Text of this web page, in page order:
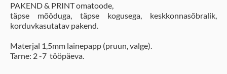
PAKEND & PRINT omatoode,
täpse mõõduga, täpse kogusega, keskkonnasõbralik,
korduvkasutatav pakend.
Materjal 1,5mm lainepapp (pruun, valge).
Tarne: 2 -7 tööpäeva.